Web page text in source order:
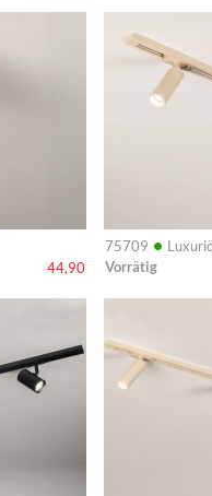
44,90
75709 •
Vorrätig
Info
Info